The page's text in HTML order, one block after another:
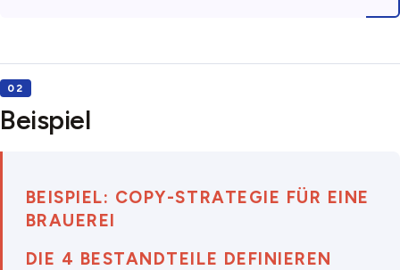
Beispiel
BEISPIEL: COPY-STRATEGIE FÜR EINE
BRAUEREI
DIE 4 BESTANDTEILE DEFINIEREN